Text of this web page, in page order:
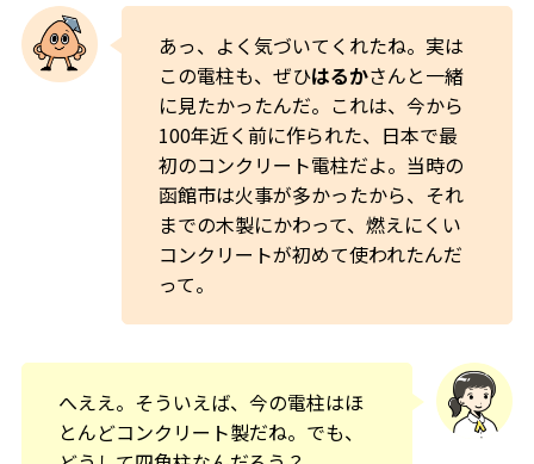
あっ、よく気づいてくれたね。実は
この電柱も、ぜひはるかさんと一緒
に見たかったんだ。これは、今から
100年近く前に作られた、日本で最
初のコンクリート電柱だよ。当時の
函館市は火事が多かったから、それ
までの木製にかわって、燃えにくい
コンクリートが初めて使われたんだ
って。
へええ。そういえば、今の電柱はほ
とんどコンクリート製だね。でも、